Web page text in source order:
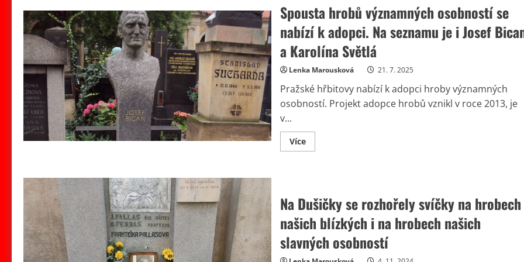
Spousta hrobů významných osobností se
nabízí k adopci. Na seznamu je i Josef
a Karolína Světlá
Lenka Marousková 21. 7. 2025
Pražské hřbitovy nabízí k adopci hroby významných
osobností. Projekt adopce hrobů vznikl v roce 2013, je
v...
VíceRead
more
se
nabízí
k
adopci.
Na
seznamu
je
Na Dušičky se rozhořely svíčky na hrobech
našich blízkých i na hrobech našich
slavných osobností